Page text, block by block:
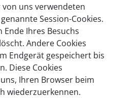
uns verwendeten
Session-Cookies.
Ende Ihres Besuchs
Andere Cookies
Endgerät gespeichert bis
Diese Cookies
Ihren Browser beim
wiederzuerkennen.